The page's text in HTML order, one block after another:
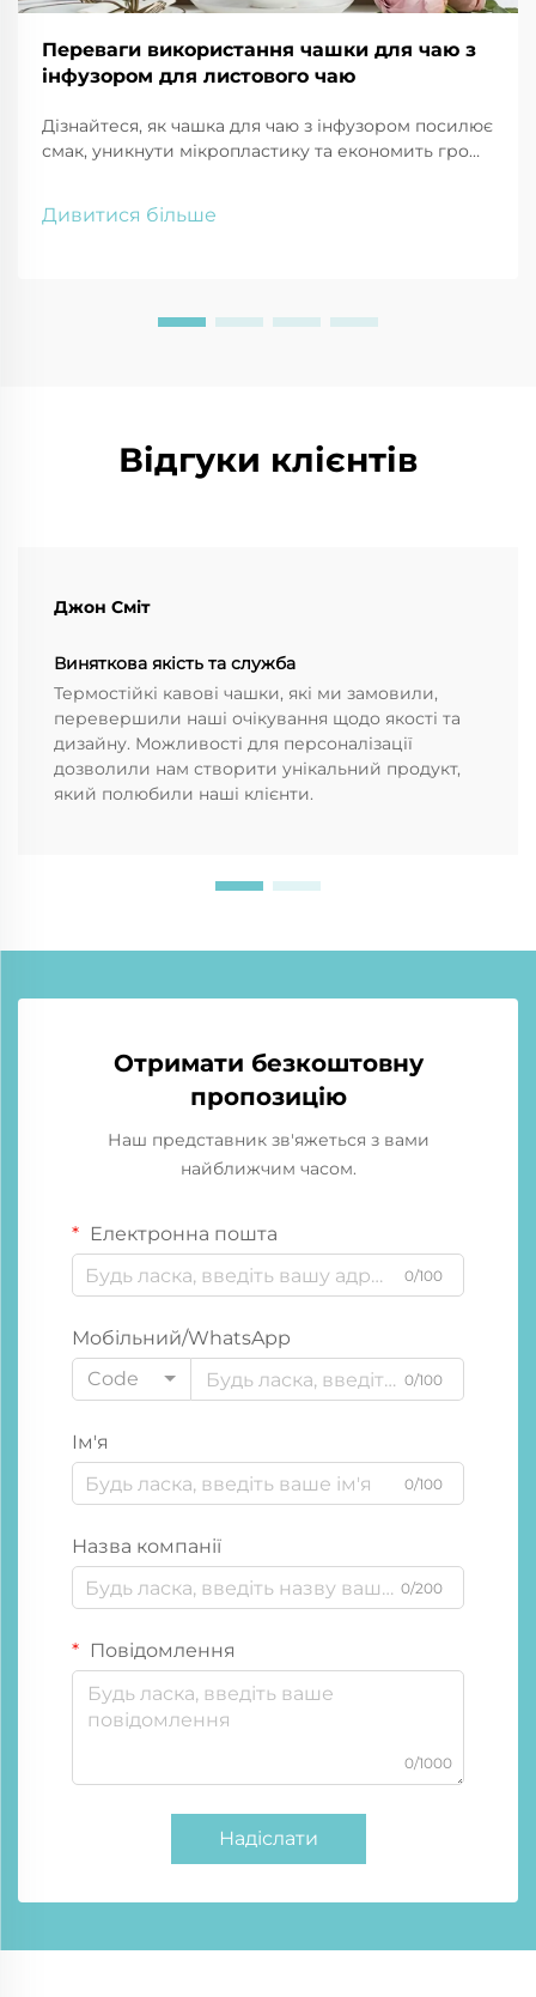
Переваги використання чашки для чаю з
інфузором для листового чаю
Дізнайтеся, як чашка для чаю з інфузором посилює
смак, уникнути мікропластику та економить гроші.
заварюванням. Спробуйте вже сьогодні!
Дивитися більше
Відгуки клієнтів
Джон Сміт
Виняткова якість та служба
Термостійкі кавові чашки, які ми замовили,
перевершили наші очікування щодо якості та
дизайну. Можливості для персоналізації
дозволили нам створити унікальний продукт,
який полюбили наші клієнти.
Отримати безкоштовну
пропозицію
Наш представник зв'яжеться з вами
найближчим часом.
Електронна пошта
0/100
Мобільний/WhatsApp
Code
0/100
Ім'я
0/100
Назва компанії
0/200
Повідомлення
0/1000
Надіслати